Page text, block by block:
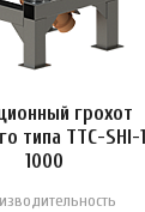
грохот
типа ТТС-SHI-
1000